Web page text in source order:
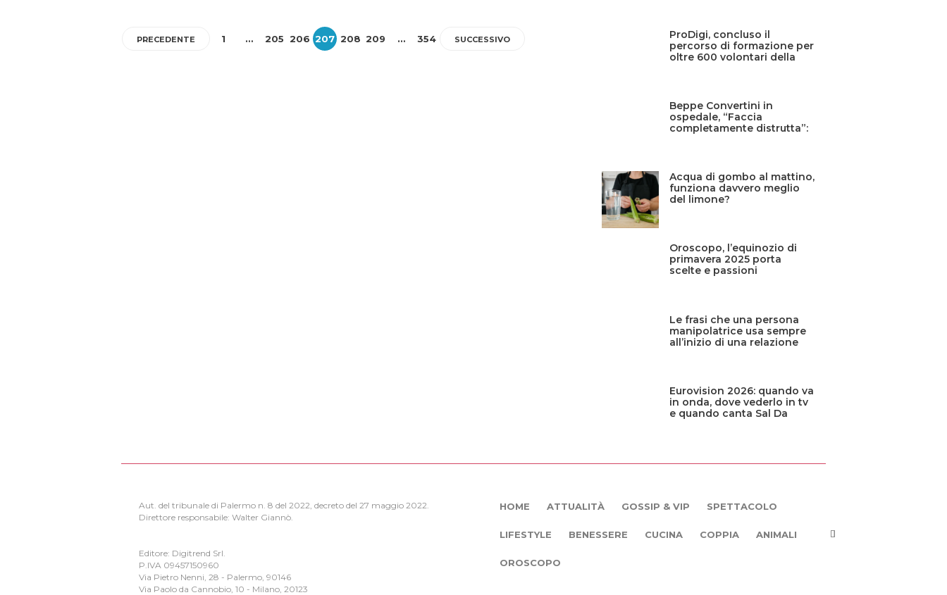
PRECEDENTE 1 … 205 206 207 208 209 … 354 SUCCESSIVO
ProDigi, concluso il
percorso di formazione per
oltre 600 volontari della
Beppe Convertini in
ospedale, “Faccia
completamente distrutta”:
Acqua di gombo al mattino,
funziona davvero meglio
del limone?
Oroscopo, l’equinozio di
primavera 2025 porta
scelte e passioni
Le frasi che una persona
manipolatrice usa sempre
all’inizio di una relazione
Eurovision 2026: quando va
in onda, dove vederlo in tv
e quando canta Sal Da
Aut. del tribunale di Palermo n. 8 del 2022, decreto del 27 maggio 2022.
Direttore responsabile: Walter Giannò.
Editore: Digitrend Srl.
P.IVA 09457150960
Via Pietro Nenni, 28 - Palermo, 90146
Via Paolo da Cannobio, 10 - Milano, 20123
HOME ATTUALITÀ GOSSIP & VIP SPETTACOLO
LIFESTYLE BENESSERE CUCINA COPPIA ANIMALI
OROSCOPO